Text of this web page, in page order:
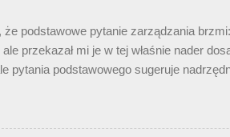
że podstawowe pytanie zarządzania
przekazał mi je w tej właśnie nader
pytania podstawowego sugeruje
Sławka”, nazwanej tak per
„Indyka” myślę: „idzie kolejny